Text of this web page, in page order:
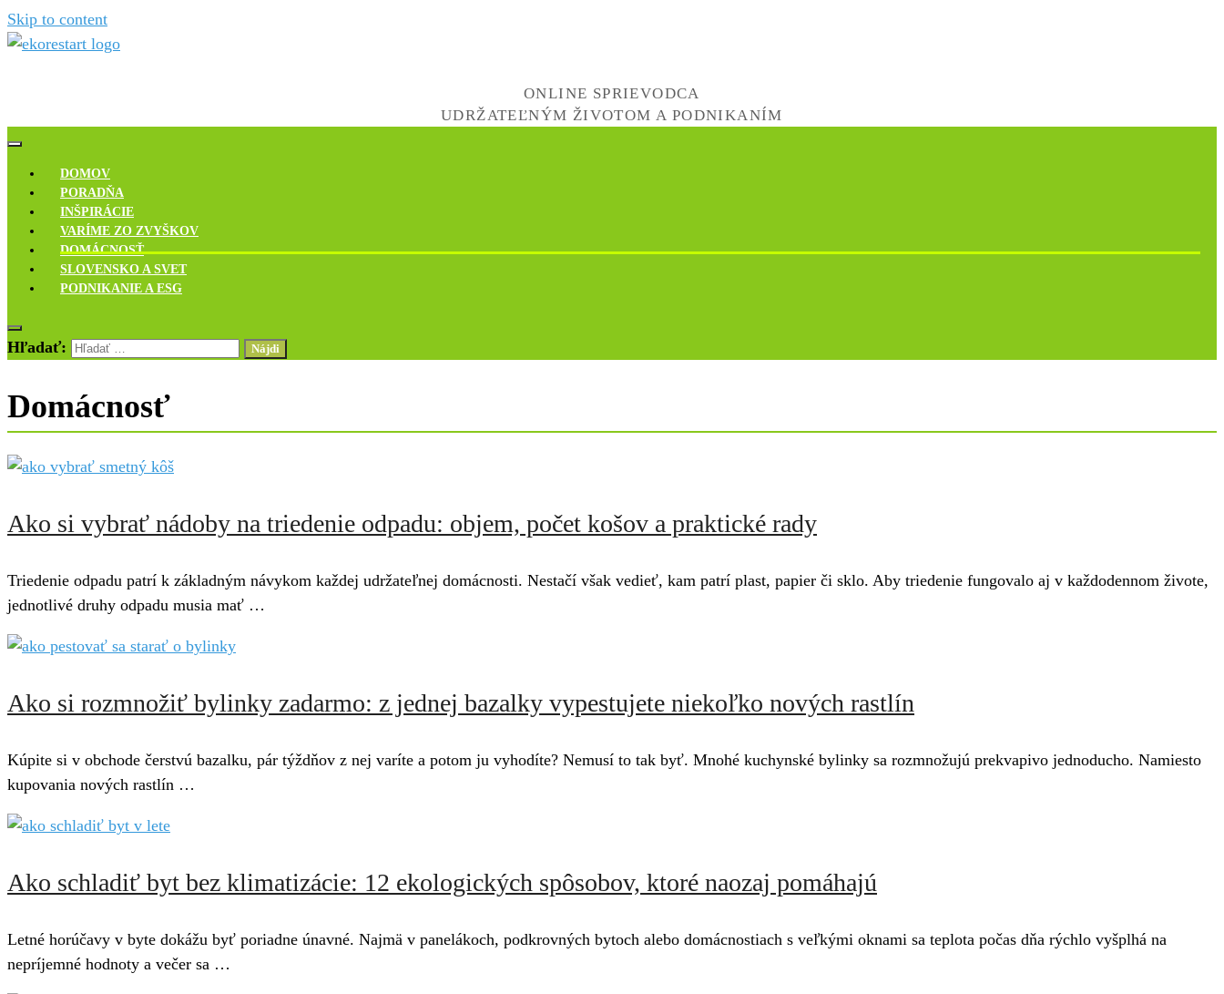
Skip to content
ONLINE SPRIEVODCA
UDRŽATEĽNÝM ŽIVOTOM A PODNIKANÍM
DOMOV
PORADŇA
INŠPIRÁCIE
VARÍME ZO ZVYŠKOV
DOMÁCNOSŤ
SLOVENSKO A SVET
PODNIKANIE A ESG
Hľadať:
Domácnosť
Ako si vybrať nádoby na triedenie odpadu: objem, počet košov a praktické rady
Triedenie odpadu patrí k základným návykom každej udržateľnej domácnosti. Nestačí však vedieť, kam patrí plast, papier či sklo. Aby triedenie fungovalo aj v každodennom živote,
jednotlivé druhy odpadu musia mať …
Ako si rozmnožiť bylinky zadarmo: z jednej bazalky vypestujete niekoľko nových rastlín
Kúpite si v obchode čerstvú bazalku, pár týždňov z nej varíte a potom ju vyhodíte? Nemusí to tak byť. Mnohé kuchynské bylinky sa rozmnožujú prekvapivo jednoducho. Namiesto
kupovania nových rastlín …
Ako schladiť byt bez klimatizácie: 12 ekologických spôsobov, ktoré naozaj pomáhajú
Letné horúčavy v byte dokážu byť poriadne únavné. Najmä v panelákoch, podkrovných bytoch alebo domácnostiach s veľkými oknami sa teplota počas dňa rýchlo vyšplhá na
nepríjemné hodnoty a večer sa …